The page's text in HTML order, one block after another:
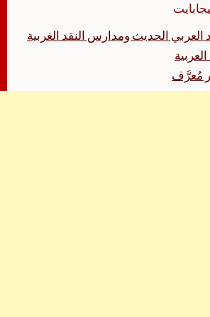
العربي الحديث ومدارس النقد الغربية
مُعرَّف